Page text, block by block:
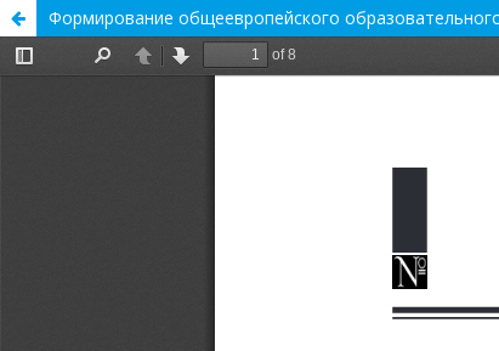
Формирование общеевропейского